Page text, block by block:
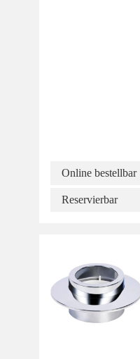
Online bestellbar
Reservierbar